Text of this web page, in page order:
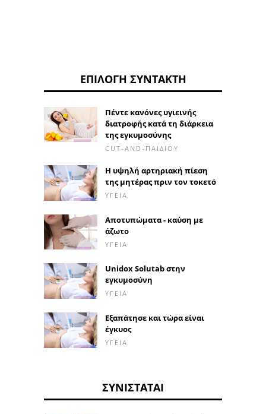
ΕΠΙΛΟΓΉ ΣΥΝΤΆΚΤΗ
Πέντε κανόνες υγιεινής
διατροφής κατά τη διάρκεια
της εγκυμοσύνης
CUT-AND-ΠΑΙΔΙΟΎ
Η υψηλή αρτηριακή πίεση
της μητέρας πριν τον τοκετό
ΥΓΕΊΑ
Αποτυπώματα - καύση με
άζωτο
ΥΓΕΊΑ
Unidox Solutab στην
εγκυμοσύνη
ΥΓΕΊΑ
Εξαπάτησε και τώρα είναι
έγκυος
ΥΓΕΊΑ
ΣΥΝΙΣΤΆΤΑΙ